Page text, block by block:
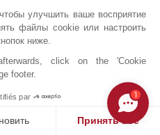
560 000 EUR
улучшить ваше восприятие
файлы cookie или настроить
ниже.
click on the 'Cookie
footer.
par
Принять все
1